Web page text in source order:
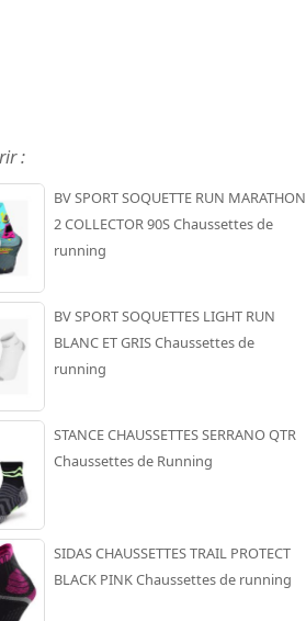
:
BV SPORT SOQUETTE RUN MARATHON
2 COLLECTOR 90S Chaussettes de
running
BV SPORT SOQUETTES LIGHT RUN
BLANC ET GRIS Chaussettes de
running
STANCE CHAUSSETTES SERRANO QTR
Chaussettes de Running
SIDAS CHAUSSETTES TRAIL PROTECT
BLACK PINK Chaussettes de running